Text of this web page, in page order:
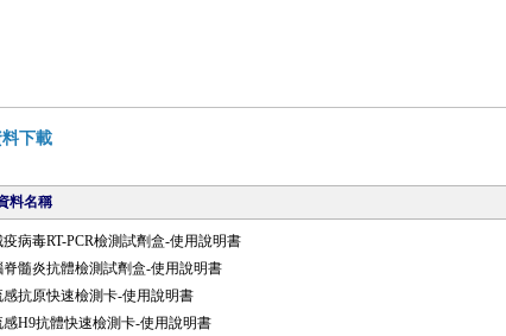
料下載
料名稱
疫病毒RT-PCR檢測試劑盒-使用說明書
脊髓炎抗體檢測試劑盒-使用說明書
感抗原快速檢測卡-使用說明書
感H9抗體快速檢測卡-使用說明書